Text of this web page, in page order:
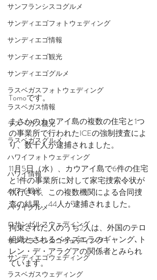
サンフランシスコグルメ
サンディエゴフォトウェディング
サンディエゴ情報
サンディエゴ観光
サンディエゴグルメ
ラスベガスフォトウェディング
ラスベガス情報
ラスベガス観光
ラスベガスグルメ
ハワイフォトウェディング
ハワイ情報
ハワイ観光
ハワイグルメ
ロサンゼルスウェディング
サンフランシスコウェディング
サンディエゴウェディング
ラスベガスウェディング
Tomoです。
まさかのカウアイ島の複数の住宅と1つ
の事業所で行われたICEの強制捜査によ
り、数十人が逮捕されました。
11月5日（水）、カウアイ島で6件の住宅
と1件の事業所に対して家宅捜索令状が
執行され、この複数機関による合同捜
査の結果、44人が逮捕されました。
拘束された人のうち2人は、外国のテロ
組織とされるベネズエラのギャング､ト
レン・デ・アラグアの関係者とみられ
ています。